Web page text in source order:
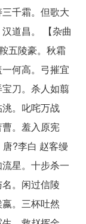
千霜。但歌大
道昌。 【杂曲
五陵豪。秋霜
何高。弓摧宜
刀。杀人如翦
。叱咤万战
。羞入原宪
?李白 赵客缦
星。十步杀一
。闲过信陵
。三杯吐然